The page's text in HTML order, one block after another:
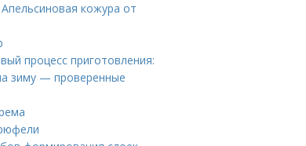
кожура от
процесс приготовления:
зиму — проверенные